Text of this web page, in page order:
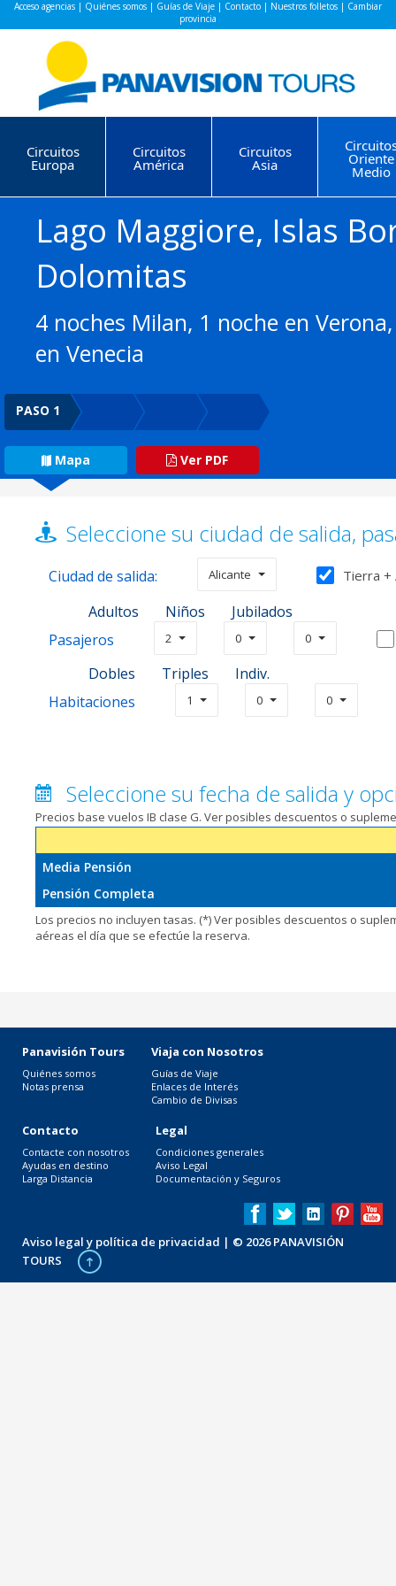
Acceso agencias | Quiénes somos | Guías de Viaje | Contacto | Nuestros folletos | Cambiar
provincia
Circuitos
Europa
Circuitos
América
Circuitos
Asia Oriente
Medio
Lago Maggiore, Islas
Dolomitas
4 noches Milan, 1 noche en
en Venecia
PASO 1
Mapa Ver PDF
Seleccione su ciudad de salida,
Ciudad de salida: Alicante Tierra +
Adultos Niños
Jubilados
Pasajeros
2 0 0
Dobles Triples
Indiv.
Habitaciones
1 0 0
Seleccione su fecha de salida y
Precios base vuelos IB clase G. Ver posibles descuentos o
Media Pensión
Pensión Completa
Los precios no incluyen tasas. (*) Ver posibles descuentos o
aéreas el día que se efectúe la reserva.
Panavisión Tours
Quiénes somos
Notas prensa
Viaja con Nosotros
Guías de Viaje
Enlaces de Interés
Cambio de Divisas
Contacto
Contacte con nosotros
Ayudas en destino
Larga Distancia
Legal
Condiciones generales
Aviso Legal
Documentación y Seguros
Aviso legal y política de privacidad | © 2026 PANAVISIÓN
TOURS